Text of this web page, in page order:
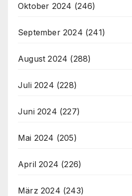
Oktober 2024 (246)
September 2024 (241)
August 2024 (288)
Juli 2024 (228)
Juni 2024 (227)
Mai 2024 (205)
April 2024 (226)
März 2024 (243)